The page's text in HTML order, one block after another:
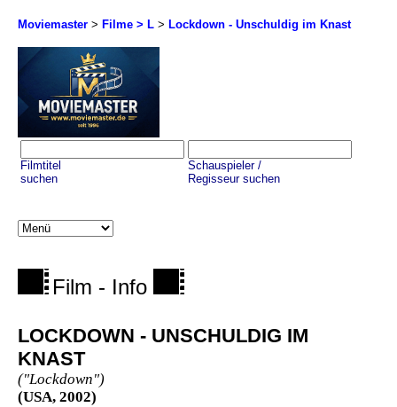
Moviemaster > Filme > L > Lockdown - Unschuldig im Knast
Filmtitel
suchen
Schauspieler /
Regisseur suchen
Film - Info
LOCKDOWN - UNSCHULDIG IM
KNAST
("Lockdown")
(USA, 2002)